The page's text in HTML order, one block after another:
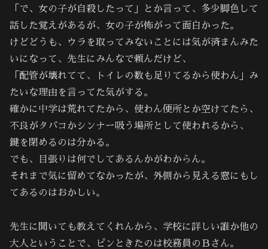
「で、女の子が自殺したって」とか言って、多少脚色して
話した覚えがあるが、女の子が怖がって面白かった。
けどどうも、ウラを取ってみないことには気が済まんみた
いになって、先生にみんなで頼んだけど、
「配管が壊れてて、トイレの数も足りてるから使わん」み
たいな理由を言ってた気がする。
確かに中学は荒れてたから、使わん便所とか空けてたら、
不良がタバコかシンナー吸う場所として使われるから、
鍵を閉めるのは分かる。
でも、目張りは何でしてあるんかがわからん。
それまで気に留めてなかったが、外側から見える窓にもし
てあるのはおかしい。
先生に聞いても教えてくれんから、学校に詳しい誰か他の
大人ということで、ピンときたのは校務員のＢさん。